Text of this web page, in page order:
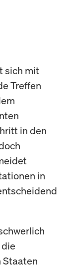
sich mit
Treffen
in den
in
Staaten